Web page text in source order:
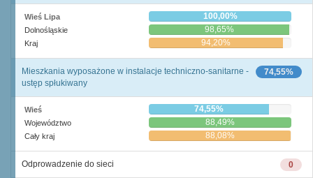
Wieś Lipa 100,00%
Dolnośląskie 98,65%
Kraj 94,20%
74,55%
Mieszkania wyposażone w instalacje techniczno-sanitarne -
ustęp spłukiwany
Wieś 74,55%
Województwo 88,49%
Cały kraj 88,08%
0
Odprowadzenie do sieci